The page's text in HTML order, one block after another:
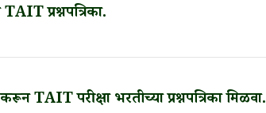
प्रश्नपत्रिका.
TAIT परीक्षा भरतीच्या प्रश्नपत्रिका मिळवा.